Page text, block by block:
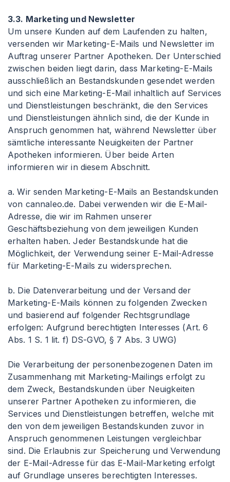
3.3. Marketing und Newsletter
Um unsere Kunden auf dem Laufenden zu halten,
versenden wir Marketing-E-Mails und Newsletter im
Auftrag unserer Partner Apotheken. Der Unterschied
zwischen beiden liegt darin, dass Marketing-E-Mails
ausschließlich an Bestandskunden gesendet werden
und sich eine Marketing-E-Mail inhaltlich auf Services
und Dienstleistungen beschränkt, die den Services
und Dienstleistungen ähnlich sind, die der Kunde in
Anspruch genommen hat, während Newsletter über
sämtliche interessante Neuigkeiten der Partner
Apotheken informieren. Über beide Arten
informieren wir in diesem Abschnitt.
a. Wir senden Marketing-E-Mails an Bestandskunden
von cannaleo.de. Dabei verwenden wir die E-Mail-
Adresse, die wir im Rahmen unserer
Geschäftsbeziehung von dem jeweiligen Kunden
erhalten haben. Jeder Bestandskunde hat die
Möglichkeit, der Verwendung seiner E-Mail-Adresse
für Marketing-E-Mails zu widersprechen.
b. Die Datenverarbeitung und der Versand der
Marketing-E-Mails können zu folgenden Zwecken
und basierend auf folgender Rechtsgrundlage
erfolgen: Aufgrund berechtigten Interesses (Art. 6
Abs. 1 S. 1 lit. f) DS-GVO, § 7 Abs. 3 UWG)
Die Verarbeitung der personenbezogenen Daten im
Zusammenhang mit Marketing-Mailings erfolgt zu
dem Zweck, Bestandskunden über Neuigkeiten
unserer Partner Apotheken zu informieren, die
Services und Dienstleistungen betreffen, welche mit
den von dem jeweiligen Bestandskunden zuvor in
Anspruch genommenen Leistungen vergleichbar
sind. Die Erlaubnis zur Speicherung und Verwendung
der E-Mail-Adresse für das E-Mail-Marketing erfolgt
auf Grundlage unseres berechtigten Interesses.